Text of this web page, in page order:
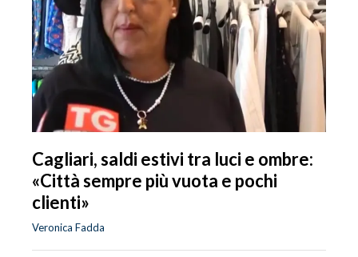
Cagliari, saldi estivi tra luci e ombre:
«Città sempre più vuota e pochi
clienti»
Veronica Fadda